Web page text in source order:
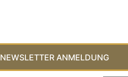
NEWSLETTER ANMELDUNG